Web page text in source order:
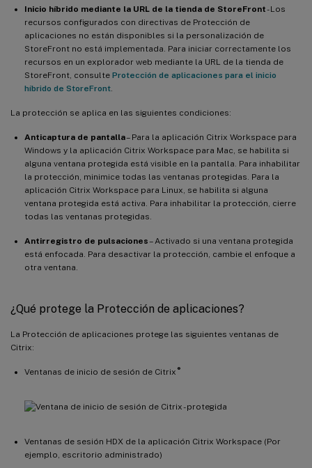
Inicio híbrido mediante la URL de la tienda de StoreFront- Los
recursos configurados con directivas de Protección de
aplicaciones no están disponibles si la personalización de
StoreFront no está implementada. Para iniciar correctamente los
recursos en un explorador web mediante la URL de la tienda de
StoreFront, consulte Protección de aplicaciones para el inicio
híbrido de StoreFront
La protección se aplica en las siguientes condiciones:
Anticaptura de pantalla– Para la aplicación Citrix Workspace para
Windows y la aplicación Citrix Workspace para Mac, se habilita si
alguna ventana protegida está visible en la pantalla. Para inhabilitar
la protección, minimice todas las ventanas protegidas. Para la
aplicación Citrix Workspace para Linux, se habilita si alguna
ventana protegida está activa. Para inhabilitar la protección, cierre
todas las ventanas protegidas.
Antirregistro de pulsaciones– Activado si una ventana protegida
está enfocada. Para desactivar la protección, cambie el enfoque a
otra ventana.
¿Qué protege la Protección de aplicaciones?
La Protección de aplicaciones protege las siguientes ventanas de
Citrix:
Ventanas de inicio de sesión de Citrix ®
Ventanas de sesión HDX de la aplicación Citrix Workspace (Por
ejemplo, escritorio administrado)